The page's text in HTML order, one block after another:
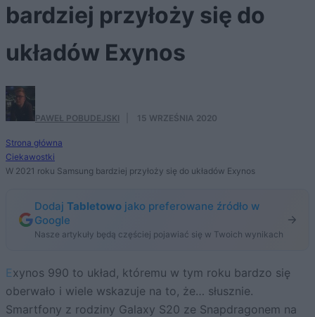
bardziej przyłoży się do
układów Exynos
PAWEŁ POBUDEJSKI 15 WRZEŚNIA 2020
Strona główna
Ciekawostki
W 2021 roku Samsung bardziej przyłoży się do układów Exynos
Dodaj Tabletowo jako preferowane źródło w
Google
Nasze artykuły będą częściej pojawiać się w Twoich wynikach
Exynos 990 to układ, któremu w tym roku bardzo się
oberwało i wiele wskazuje na to, że… słusznie.
Smartfony z rodziny Galaxy S20 ze Snapdragonem na